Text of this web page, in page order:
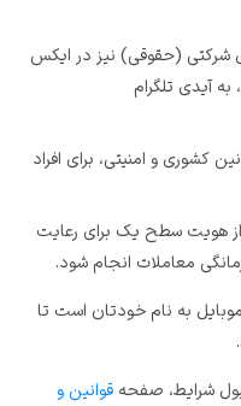
شرکتی (حقوقی) نیز در ایکس
به آیدی تلگرام
کشوری و امنیتی، برای افراد
هویت سطح یک برای رعایت
معاملات انجام شود.
به نام خودتان است تا
شرایط، صفحه قوانین و